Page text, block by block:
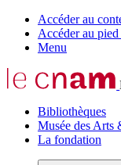
Accéder au
Accéder au pied
Menu
Bibliothèques
Musée des Arts
La fondation